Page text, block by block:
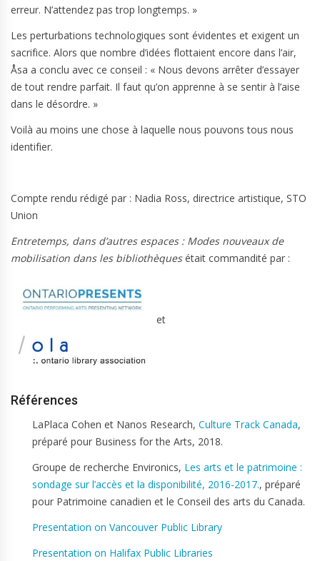
erreur. N’attendez pas trop longtemps. »
Les perturbations technologiques sont évidentes et exigent un
sacrifice. Alors que nombre d’idées flottaient encore dans l’air,
Åsa a conclu avec ce conseil : « Nous devons arrêter d’essayer
de tout rendre parfait. Il faut qu’on apprenne à se sentir à l’aise
dans le désordre. »
Voilà au moins une chose à laquelle nous pouvons tous nous
identifier.
Compte rendu rédigé par : Nadia Ross, directrice artistique, STO
Union
Entretemps, dans d’autres espaces : Modes nouveaux de
mobilisation dans les bibliothèquesétait commandité par :
et
Références
LaPlaca Cohen et Nanos Research, Culture Track Canada,
préparé pour Business for the Arts, 2018.
Groupe de recherche Environics, Les arts et le patrimoine :
sondage sur l’accès et la disponibilité, 2016-2017., préparé
pour Patrimoine canadien et le Conseil des arts du Canada.
Presentation on Vancouver Public Library
Presentation on Halifax Public Libraries